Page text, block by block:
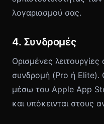
λογαριασμού σας.
4. Συνδρομές
Ορισμένες
συνδρομή (Pro ή Elite).
μέσω του Apple App
και υπόκεινται στους